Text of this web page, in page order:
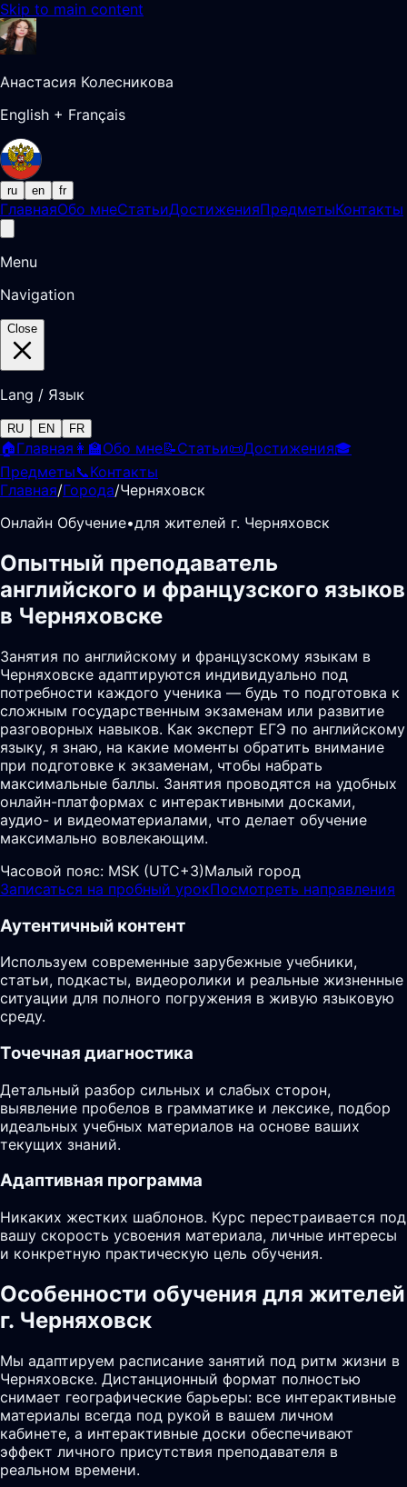
Skip to main content
Анастасия Колесникова
English + Français
ru en fr
ГлавнаяОбо мнеСтатьиДостиженияПредметыКонтакты
Menu
Navigation
Close
Lang / Язык
RU EN FR
🏠Главная 👩‍🏫Обо мне📝Статьи📜Достижения🎓
Предметы📞Контакты
Главная/Города/Черняховск
Онлайн Обучение•для жителей г. Черняховск
Опытный преподаватель
английского и французского языков
в Черняховске
Занятия по английскому и французскому языкам в
Черняховске адаптируются индивидуально под
потребности каждого ученика — будь то подготовка к
сложным государственным экзаменам или развитие
разговорных навыков. Как эксперт ЕГЭ по английскому
языку, я знаю, на какие моменты обратить внимание
при подготовке к экзаменам, чтобы набрать
максимальные баллы. Занятия проводятся на удобных
онлайн-платформах с интерактивными досками,
аудио- и видеоматериалами, что делает обучение
максимально вовлекающим.
Часовой пояс: MSK (UTC+3)Малый город
Записаться на пробный урокПосмотреть направления
Аутентичный контент
Используем современные зарубежные учебники,
статьи, подкасты, видеоролики и реальные жизненные
ситуации для полного погружения в живую языковую
среду.
Точечная диагностика
Детальный разбор сильных и слабых сторон,
выявление пробелов в грамматике и лексике, подбор
идеальных учебных материалов на основе ваших
текущих знаний.
Адаптивная программа
Никаких жестких шаблонов. Курс перестраивается под
вашу скорость усвоения материала, личные интересы
и конкретную практическую цель обучения.
Особенности обучения для жителей
г. Черняховск
Мы адаптируем расписание занятий под ритм жизни в
Черняховске. Дистанционный формат полностью
снимает географические барьеры: все интерактивные
материалы всегда под рукой в вашем личном
кабинете, а интерактивные доски обеспечивают
эффект личного присутствия преподавателя в
реальном времени.